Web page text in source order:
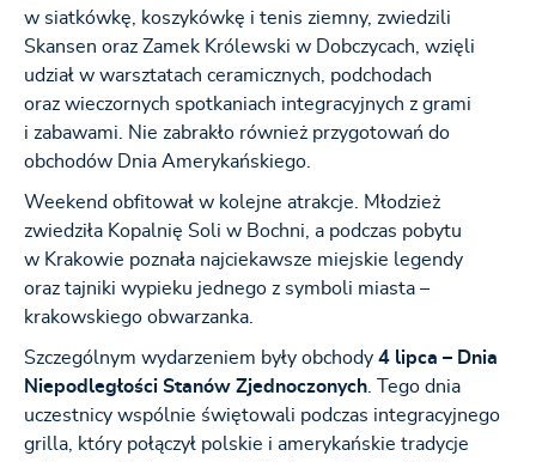
w siatkówkę, koszykówkę i tenis ziemny, zwiedzili
Skansen oraz Zamek Królewski w Dobczycach, wzięli
udział w warsztatach ceramicznych, podchodach
oraz wieczornych spotkaniach integracyjnych z grami
i zabawami. Nie zabrakło również przygotowań do
obchodów Dnia Amerykańskiego.
Weekend obfitował w kolejne atrakcje. Młodzież
zwiedziła Kopalnię Soli w Bochni, a podczas pobytu
w Krakowie poznała najciekawsze miejskie legendy
oraz tajniki wypieku jednego z symboli miasta –
krakowskiego obwarzanka.
Szczególnym wydarzeniem były obchody 4 lipca – Dnia
Niepodległości Stanów Zjednoczonych . Tego dnia
uczestnicy wspólnie świętowali podczas integracyjnego
grilla, który połączył polskie i amerykańskie tradycje